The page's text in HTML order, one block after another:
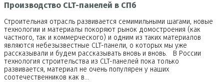
Производство CLT-панелей в СПб
Строительная отрасль развивается семимильными шагами, новые
технологии и материалы покоряют рынок домостроения (как
частного, так и коммерческого) и одним из таких материалов
являются небезызвестные CLT-панели, о которых мы уже
рассказывали и будем рассказывать вновь и вновь. В России
технология строительства из CLT-панелей пока только
развивается, материал не очень популярен у наших
соотечественников как в…